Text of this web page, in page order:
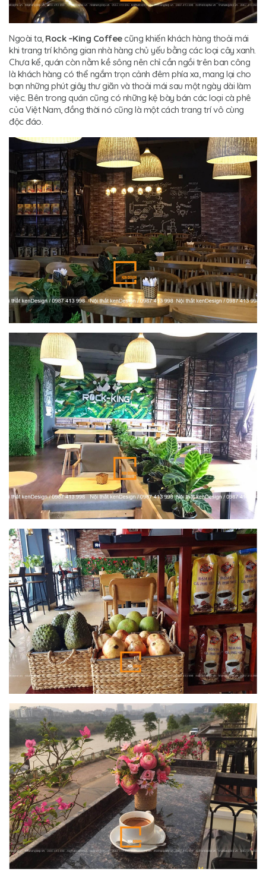
Ngoài ta, Rock –King Coffeecũng khiến khách hàng thoải mái
khi trang trí không gian nhà hàng chủ yếu bằng các loại cây xanh.
Chưa kể, quán còn nằm kề sông nên chỉ cần ngồi trên ban công
là khách hàng có thể ngắm trọn cảnh đêm phía xa, mang lại cho
bạn những phút giây thư giãn và thoải mái sau một ngày dài làm
việc. Bên trong quán cũng có những kệ bày bán các loại cà phê
của Việt Nam, đồng thời nó cũng là một cách trang trí vô cùng
độc đáo.